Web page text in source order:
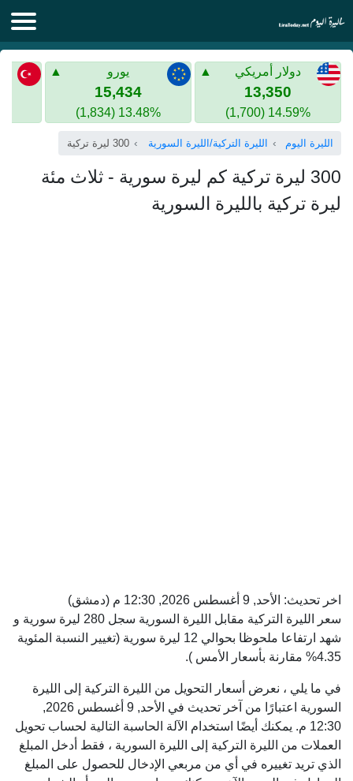
الليرة اليوم
الليرة السورية
الذهب في سوريا
الليرة التركية
الليرة التركية
الذهب في تركيا
اليورو الى الليرة التركية
دولار أمريكي
13,350
14.59% (1,700)
يورو
15,434
13.48% (1,834)
الليرة اليوم الليرة التركية/الليرة السورية 300 ليرة تركية
300 ليرة تركية كم ليرة سورية - ثلاث مئة
ليرة تركية بالليرة السورية
اخر تحديث: الأحد, 9 أغسطس 2026, 12:30 م
(دمشق)
سعر الليرة التركية مقابل الليرة السورية سجل 280 ليرة سورية و
شهد ارتفاعا ملحوظا بحوالي 12 ليرة سورية (تغيير النسبة المئوية
4.35% مقارنة بأسعار الأمس ).
في ما يلي ، نعرض أسعار التحويل من الليرة التركية إلى الليرة
السورية اعتبارًا من آخر تحديث في الأحد, 9 أغسطس 2026,
12:30 م. يمكنك أيضًا استخدام الآلة الحاسبة التالية لحساب تحويل
العملات من الليرة التركية إلى الليرة السورية ، فقط أدخل المبلغ
الذي تريد تغييره في أي من مربعي الإدخال للحصول على المبلغ